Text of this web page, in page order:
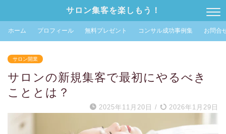
サロン集客を楽しもう！
ホーム プロフィール 無料プレゼント コンサル成功事例集 お問合
サロン開業
サロンの新規集客で最初にやるべき
こととは？
2025年11月20日 / 2026年1月29日